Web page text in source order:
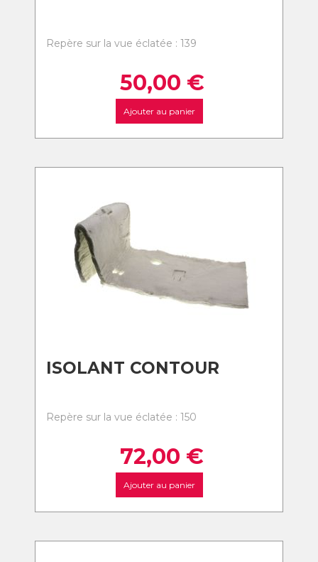
Repère sur la vue éclatée : 139
50,00 €
Ajouter au panier
ISOLANT CONTOUR
Repère sur la vue éclatée : 150
72,00 €
Ajouter au panier